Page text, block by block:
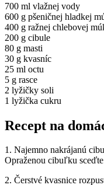
700 ml vlažnej vody
600 g pšeničnej hladkej
400 g ražnej chlebovej
200 g cibule
80 g masti
30 g kvasníc
25 ml octu
5 g rasce
2 lyžičky soli
1 lyžička cukru
Recept na
1. Najemno nakrájanú
Opraženou cibuľku
2. Čerstvé kvasnice